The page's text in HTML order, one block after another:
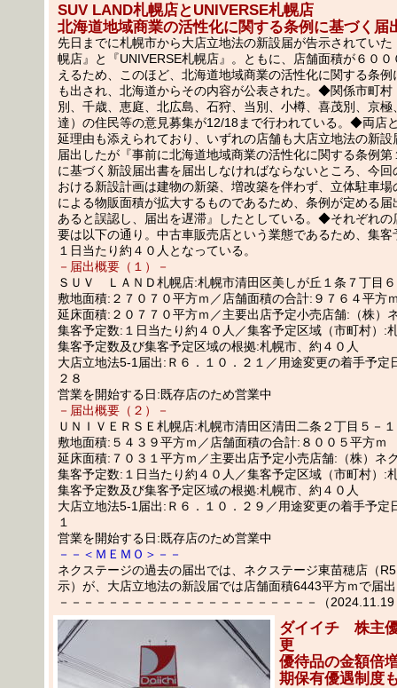
SUV LAND札幌店とUNIVERSE札幌店
北海道地域商業の活性化に関する条例に基づく届
先日までに札幌市から大店立地法の新設届が告示されていた
幌店』と『UNIVERSE札幌店』。ともに、店舗面積が６００
えるため、このほど、北海道地域商業の活性化に関する条例
も出され、北海道からその内容が公表された。◆関係市町村
別、千歳、恵庭、北広島、石狩、当別、小樽、喜茂別、京極
達）の住民等の意見募集が12/18まで行われている。◆両店
延理由も添えられており、いずれの店舗も大店立地法の新設
届出したが『事前に北海道地域商業の活性化に関する条例第
に基づく新設届出書を届出しなければならないところ、今回
おける新設計画は建物の新築、増改築を伴わず、立体駐車場
による物販面積が拡大するものであるため、条例が定める届
あると誤認し、届出を遅滞』したとしている。◆それぞれの
要は以下の通り。中古車販売店という業態であるため、集客
１日当たり約４０人となっている。
－届出概要（１）－
ＳＵＶ ＬＡＮＤ札幌店:札幌市清田区美しが丘１条７丁目
敷地面積:２７０７０平方ｍ／店舗面積の合計:９７６４平方
延床面積:２０７７０平方ｍ／主要出店予定小売店舗:（株）
集客予定数:１日当たり約４０人／集客予定区域（市町村）:
集客予定数及び集客予定区域の根拠:札幌市、約４０人
大店立地法5-1届出:Ｒ６．１０．２１／用途変更の着手予定
２８
営業を開始する日:既存店のため営業中
－届出概要（２）－
ＵＮＩＶＥＲＳＥ札幌店:札幌市清田区清田二条２丁目５－１
敷地面積:５４３９平方ｍ／店舗面積の合計:８００５平方ｍ
延床面積:７０３１平方ｍ／主要出店予定小売店舗:（株）ネ
集客予定数:１日当たり約４０人／集客予定区域（市町村）:
集客予定数及び集客予定区域の根拠:札幌市、約４０人
大店立地法5-1届出:Ｒ６．１０．２９／用途変更の着手予定
１
営業を開始する日:既存店のため営業中
－－＜ＭＥＭＯ＞－－
ネクステージの過去の届出では、ネクステージ東苗穂店（
示）が、大店立地法の新設届では店舗面積6443平方ｍで届
－－－－－－－－－－－－－－－－－－－－－（
ダイイチ 株主
更
優待品の金額倍
期保有優遇制度